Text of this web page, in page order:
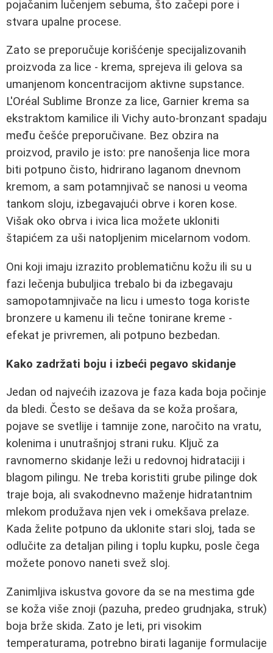
pojačanim lučenjem sebuma, što začepi pore i
stvara upalne procese.
Zato se preporučuje korišćenje specijalizovanih
proizvoda za lice - krema, sprejeva ili gelova sa
umanjenom koncentracijom aktivne supstance.
L'Oréal Sublime Bronze za lice, Garnier krema sa
ekstraktom kamilice ili Vichy auto-bronzant spadaju
među češće preporučivane. Bez obzira na
proizvod, pravilo je isto: pre nanošenja lice mora
biti potpuno čisto, hidrirano laganom dnevnom
kremom, a sam potamnjivač se nanosi u veoma
tankom sloju, izbegavajući obrve i koren kose.
Višak oko obrva i ivica lica možete ukloniti
štapićem za uši natopljenim micelarnom vodom.
Oni koji imaju izrazito problematičnu kožu ili su u
fazi lečenja bubuljica trebalo bi da izbegavaju
samopotamnjivače na licu i umesto toga koriste
bronzere u kamenu ili tečne tonirane kreme -
efekat je privremen, ali potpuno bezbedan.
Kako zadržati boju i izbeći pegavo skidanje
Jedan od najvećih izazova je faza kada boja počinje
da bledi. Često se dešava da se koža prošara,
pojave se svetlije i tamnije zone, naročito na vratu,
kolenima i unutrašnjoj strani ruku. Ključ za
ravnomerno skidanje leži u redovnoj hidrataciji i
blagom pilingu. Ne treba koristiti grube pilinge dok
traje boja, ali svakodnevno maženje hidratantnim
mlekom produžava njen vek i omekšava prelaze.
Kada želite potpuno da uklonite stari sloj, tada se
odlučite za detaljan piling i toplu kupku, posle čega
možete ponovo naneti svež sloj.
Zanimljiva iskustva govore da se na mestima gde
se koža više znoji (pazuha, predeo grudnjaka, struk)
boja brže skida. Zato je leti, pri visokim
temperaturama, potrebno birati laganije formulacije